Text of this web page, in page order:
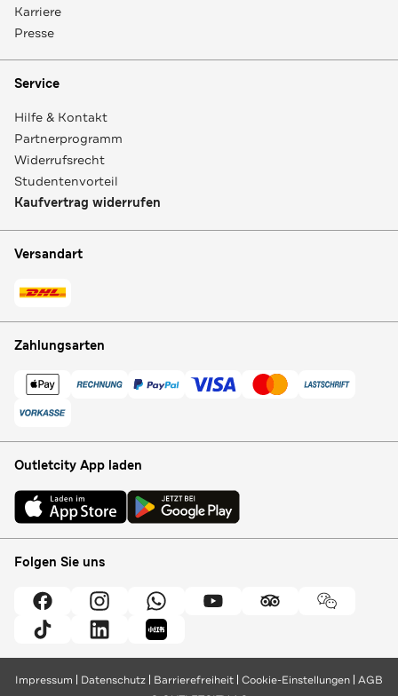
Karriere
Presse
Service
Hilfe & Kontakt
Partnerprogramm
Widerrufsrecht
Studentenvorteil
Kaufvertrag widerrufen
Versandart
Zahlungsarten
Outletcity App laden
Folgen Sie uns
Impressum Datenschutz Barrierefreiheit Cookie-Einstellungen AGB